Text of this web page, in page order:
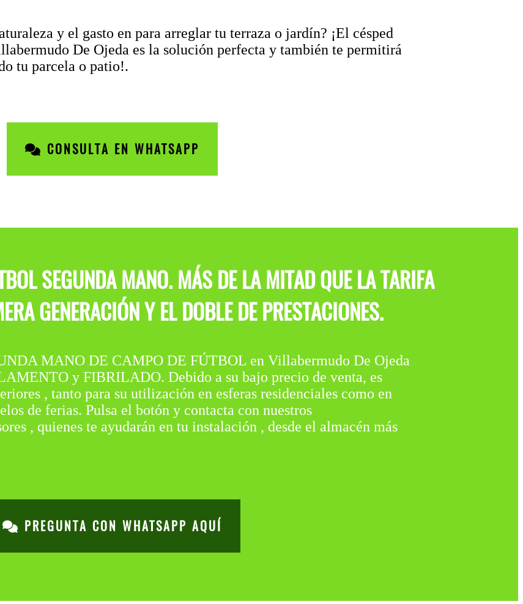
y el gasto en para arreglar tu terraza o jardín? ¡El césped
De Ojeda es la solución perfecta y también te permitirá
tu parcela o patio!.
CONSULTA EN WHATSAPP
SEGUNDA MANO. MÁS DE LA MITAD QUE LA TARIFA
GENERACIÓN Y EL DOBLE DE PRESTACIONES.
MANO DE CAMPO DE FÚTBOL en Villabermudo De Ojeda
y FIBRILADO. Debido a su bajo precio de venta, es
, tanto para su utilización en esferas residenciales como en
de ferias. Pulsa el botón y contacta con nuestros
, quienes te ayudarán en tu instalación , desde el almacén más
PREGUNTA CON WHATSAPP AQUÍ